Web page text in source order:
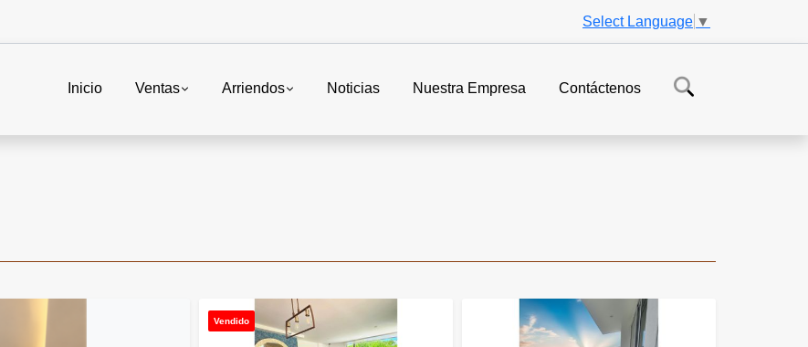
Select Language ▼
Inicio Ventas Arriendos Noticias Nuestra Empresa Contáctenos
Vendido